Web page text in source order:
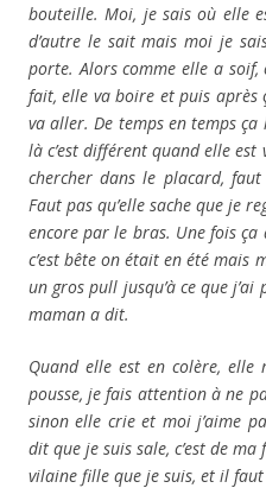
bouteille. Moi, je sais où elle
d’autre le sait mais moi je
porte. Alors comme elle a soif,
fait, elle va boire et puis après
va aller. De temps en temps
là c’est différent quand elle
chercher dans le placard,
Faut pas qu’elle sache que je
encore par le bras. Une fois
c’est bête on était en été mais
un gros pull jusqu’à ce que
maman a dit.
Quand elle est en colère,
pousse, je fais attention à ne
sinon elle crie et moi j’aime
dit que je suis sale, c’est de
vilaine fille que je suis, et il faut